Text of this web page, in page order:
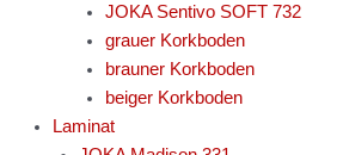
JOKA Sentivo SOFT 732
grauer Korkboden
brauner Korkboden
beiger Korkboden
Laminat